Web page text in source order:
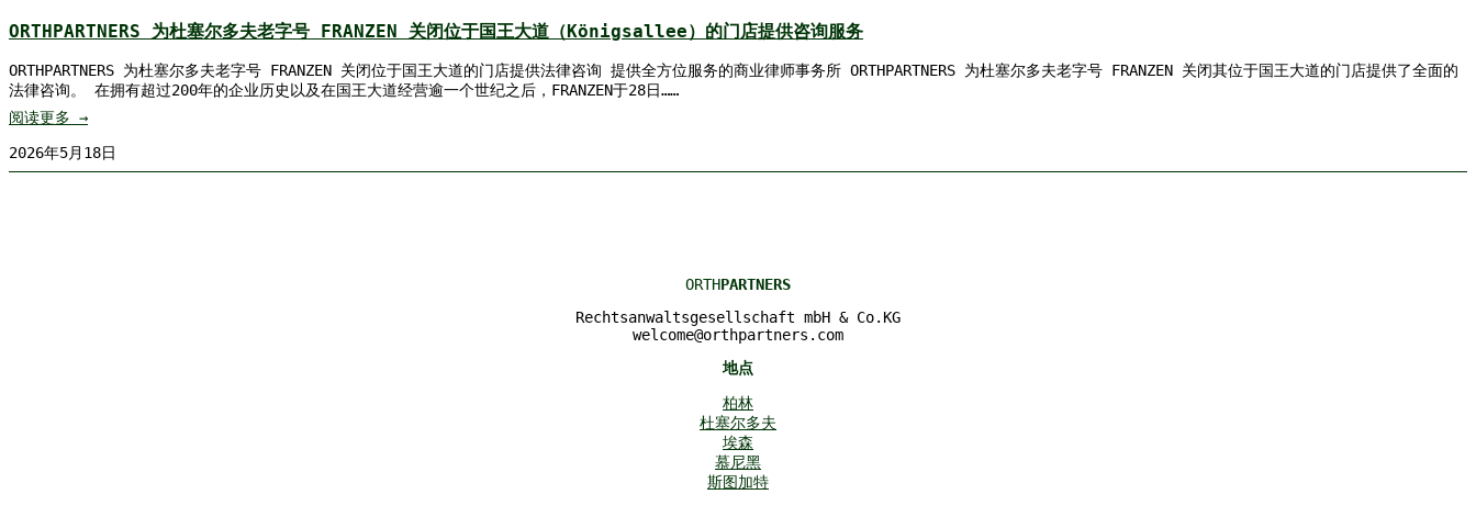
ORTHPARTNERS 为杜塞尔多夫老字号 FRANZEN 关闭位于国王大道（Königsallee）的门店提供咨询服务
ORTHPARTNERS 为杜塞尔多夫老字号 FRANZEN 关闭位于国王大道的门店提供法律咨询 提供全方位服务的商业律师事务所 ORTHPARTNERS 为杜塞尔多夫老字号 FRANZEN 关闭其位于国王大道的门店提供了全面的
法律咨询。 在拥有超过200年的企业历史以及在国王大道经营逾一个世纪之后，FRANZEN于28日……
阅读更多 →
2026年5月18日
ORTHPARTNERS
Rechtsanwaltsgesellschaft mbH & Co.KG
welcome@orthpartners.com
地点
柏林
杜塞尔多夫
埃森
慕尼黑
斯图加特